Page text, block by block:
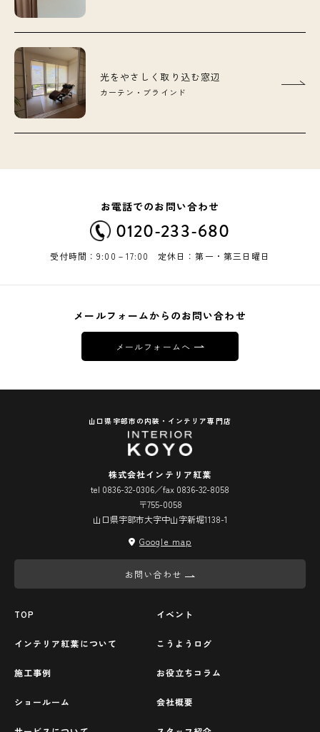
光をやさしく取り込む窓辺
カーテン・ブラインド
お電話でのお問い合わせ
0120-233-680
受付時間：9:00－17:00 定休日：第一・第三日曜日
メールフォームからのお問い合わせ
メールフォームへ
山口県宇部市の内装・インテリア専門店
株式会社インテリア紅葉
tel 0836-32-0306／fax 0836-32-8058
〒755-0058
山口県宇部市大字中山字新堀1138-1
Google map
お問い合わせ
TOP
インテリア紅葉について
施工事例
ショールーム
イベント
こうようログ
お役立ちコラム
会社概要